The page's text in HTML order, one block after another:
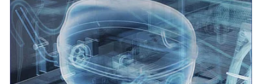
вполне нормально. Кастрюля большая конечно не влезает
в ящики, но я каждый день готовлю новое, поэтому
выходит, что внутри много свежих овощей и фруктов, и
два-три небольших контейнера с супом, вторым и
салатом. Вообще, если придерживаться принципов
правильного питания, то именно холодильник так и